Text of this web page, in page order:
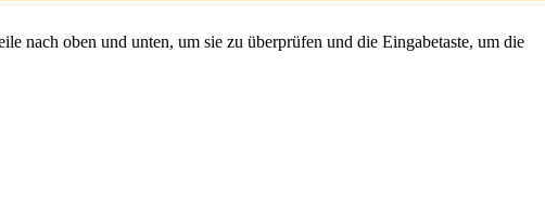
nach oben und unten, um sie zu überprüfen und die Eingabetaste, um die